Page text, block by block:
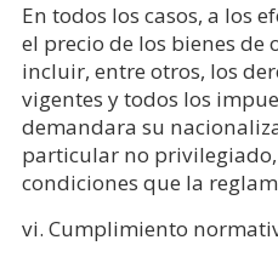
En todos los casos, a los
el precio de los bienes
incluir, entre otros, los
vigentes y todos los
demandara su
particular no
condiciones que la
vi. Cumplimiento